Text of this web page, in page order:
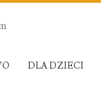
DLA DZIECI